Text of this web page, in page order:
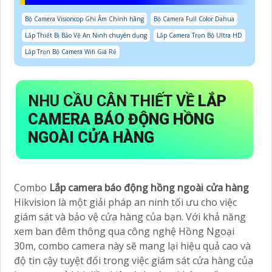
Bộ Camera Visioncop Ghi Âm Chính hãng
Bộ Camera Full Color Dahua
Lắp Thiết Bị Bảo Vệ An Ninh chuyên dụng
Lắp Camera Trọn Bộ Ultra HD
Lắp Trọn Bộ Camera Wifi Giá Rẻ
NHU CẦU CÂN THIẾT VỀ LẮP
CAMERA BÁO ĐỘNG HỒNG
NGOÀI CỬA HÀNG
Combo Lắp camera báo động hồng ngoài cửa hàng
Hikvision là một giải pháp an ninh tối ưu cho việc
giám sát và bảo vệ cửa hàng của bạn. Với khả năng
xem ban đêm thông qua công nghệ Hồng Ngoại
30m, combo camera này sẽ mang lại hiệu quả cao và
độ tin cậy tuyệt đối trong việc giám sát cửa hàng của